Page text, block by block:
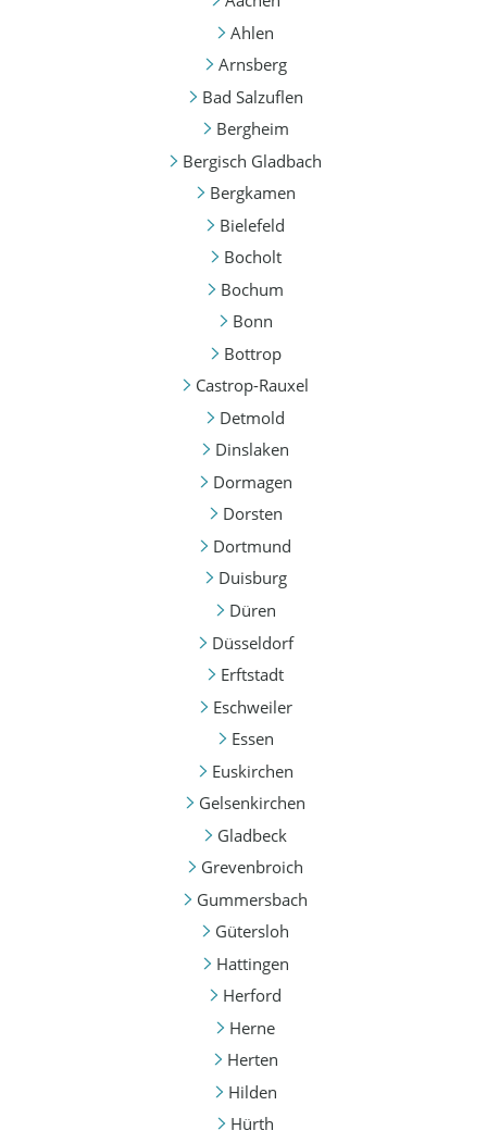
Ahlen
Arnsberg
Bad Salzuflen
Bergheim
Bergisch Gladbach
Bergkamen
Bielefeld
Bocholt
Bochum
Bonn
Bottrop
Castrop-Rauxel
Detmold
Dinslaken
Dormagen
Dorsten
Dortmund
Duisburg
Düren
Düsseldorf
Erftstadt
Eschweiler
Essen
Euskirchen
Gelsenkirchen
Gladbeck
Grevenbroich
Gummersbach
Gütersloh
Hattingen
Herford
Herne
Herten
Hilden
Hürth